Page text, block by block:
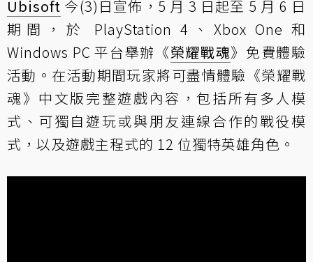
Ubisoft 今(3)日宣佈，5 月 3 日起至 5 月 6 日
期間，於 PlayStation 4、Xbox One 和
Windows PC 平台舉辦《榮耀戰魂》免費體驗
活動。在活動期間玩家將可盡情體驗《榮耀戰
魂》中文版完整遊戲內容，包括所有多人模
式、可獨自遊玩或與朋友連線合作的戰役模
式，以及遊戲主程式的 12 位獨特英雄角色。